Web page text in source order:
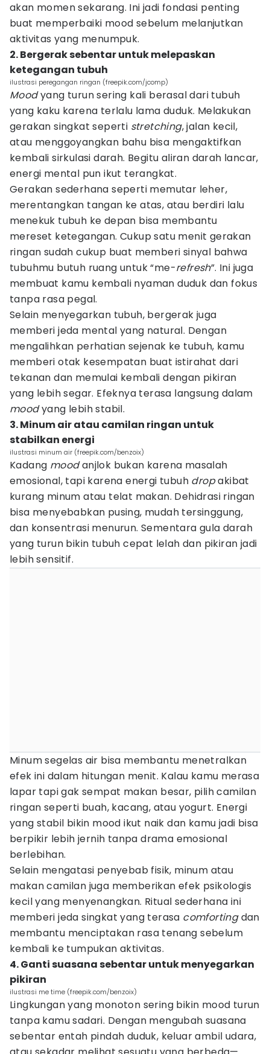
akan momen sekarang. Ini jadi fondasi penting
buat memperbaiki mood sebelum melanjutkan
aktivitas yang menumpuk.
2. Bergerak sebentar untuk melepaskan
ketegangan tubuh
ilustrasi peregangan ringan (freepik.com/jcomp)
Moodyang turun sering kali berasal dari tubuh
yang kaku karena terlalu lama duduk. Melakukan
gerakan singkat seperti stretching, jalan kecil,
atau menggoyangkan bahu bisa mengaktifkan
kembali sirkulasi darah. Begitu aliran darah lancar,
energi mental pun ikut terangkat.
Gerakan sederhana seperti memutar leher,
merentangkan tangan ke atas, atau berdiri lalu
menekuk tubuh ke depan bisa membantu
mereset ketegangan. Cukup satu menit gerakan
ringan sudah cukup buat memberi sinyal bahwa
tubuhmu butuh ruang untuk “me-refresh”. Ini juga
membuat kamu kembali nyaman duduk dan fokus
tanpa rasa pegal.
Selain menyegarkan tubuh, bergerak juga
memberi jeda mental yang natural. Dengan
mengalihkan perhatian sejenak ke tubuh, kamu
memberi otak kesempatan buat istirahat dari
tekanan dan memulai kembali dengan pikiran
yang lebih segar. Efeknya terasa langsung dalam
moodyang lebih stabil.
3. Minum air atau camilan ringan untuk
stabilkan energi
ilustrasi minum air (freepik.com/benzoix)
Kadang moodanjlok bukan karena masalah
emosional, tapi karena energi tubuh dropakibat
kurang minum atau telat makan. Dehidrasi ringan
bisa menyebabkan pusing, mudah tersinggung,
dan konsentrasi menurun. Sementara gula darah
yang turun bikin tubuh cepat lelah dan pikiran jadi
lebih sensitif.
Minum segelas air bisa membantu menetralkan
efek ini dalam hitungan menit. Kalau kamu merasa
lapar tapi gak sempat makan besar, pilih camilan
ringan seperti buah, kacang, atau yogurt. Energi
yang stabil bikin mood ikut naik dan kamu jadi bisa
berpikir lebih jernih tanpa drama emosional
berlebihan.
Selain mengatasi penyebab fisik, minum atau
makan camilan juga memberikan efek psikologis
kecil yang menyenangkan. Ritual sederhana ini
memberi jeda singkat yang terasa comfortingdan
membantu menciptakan rasa tenang sebelum
kembali ke tumpukan aktivitas.
4. Ganti suasana sebentar untuk menyegarkan
pikiran
ilustrasi me time (freepik.com/benzoix)
Lingkungan yang monoton sering bikin mood turun
tanpa kamu sadari. Dengan mengubah suasana
sebentar entah pindah duduk, keluar ambil udara,